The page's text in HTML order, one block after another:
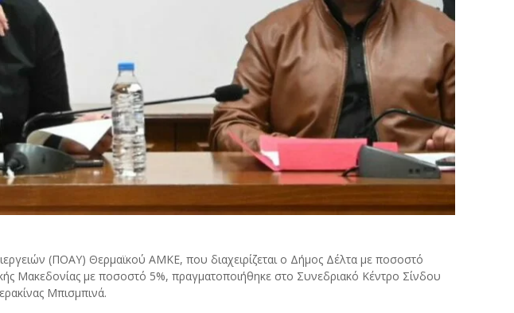
(ΠΟΑΥ) Θερμαϊκού ΑΜΚΕ, που διαχειρίζεται ο Δήμος Δέλτα με ποσοστό
Μακεδονίας με ποσοστό 5%, πραγματοποιήθηκε στο Συνεδριακό Κέντρο Σίνδου
Μπισμπινά.